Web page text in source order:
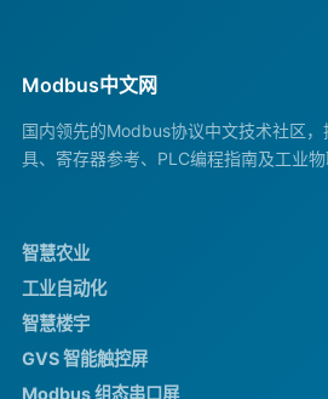
Modbus中文网
国内领先的Modbus协议中文技术社区
具、寄存器参考、PLC编程指南及工业物
智慧农业
工业自动化
智慧楼宇
GVS 智能触控屏
Modbus 组态串口屏